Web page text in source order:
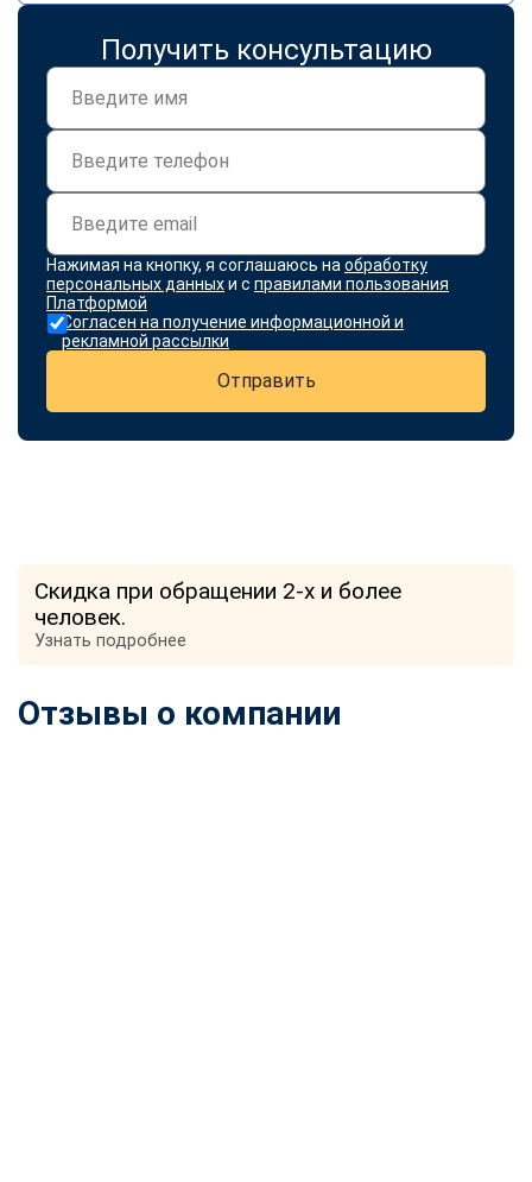
Получить консультацию
Нажимая на кнопку, я соглашаюсь на обработку
персональных данныхи с правилами пользования
Платформой
Согласен на получение информационной и
рекламной рассылки
Отправить
Скидка при обращении 2-х и более
человек.
Узнать подробнее
Отзывы о компании